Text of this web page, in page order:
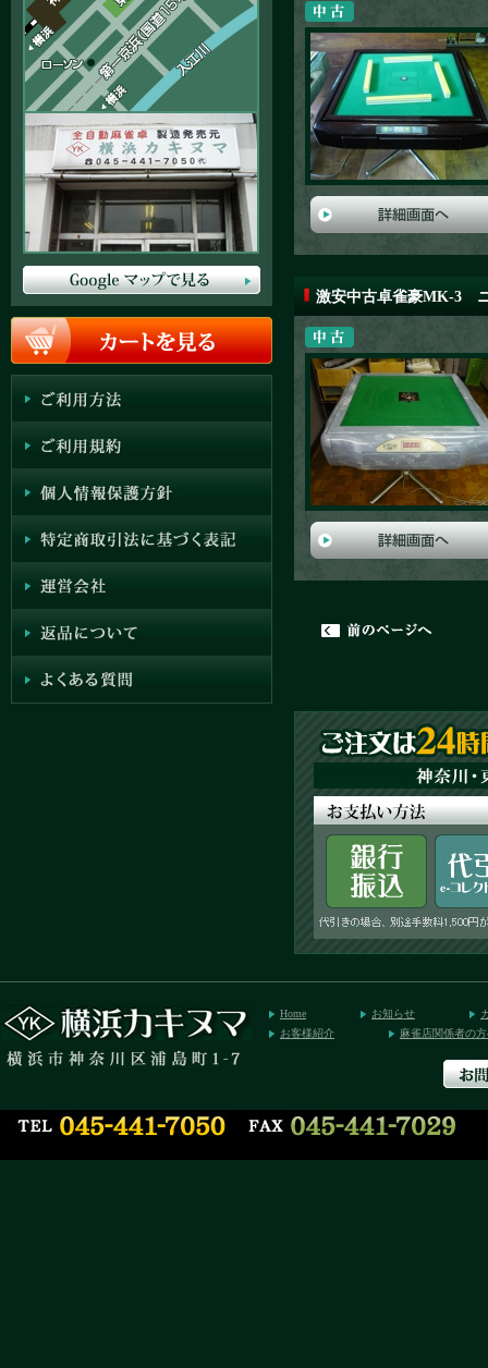
激安中古卓雀豪MK-3
Home お知らせ
お客様紹介
麻雀店関係者の